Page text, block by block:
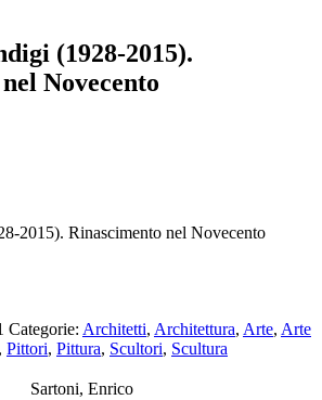
(1928-2015).
Novecento
2015). Rinascimento nel Novecento
Categorie: Architetti, Architettura, Arte, Arte
, Pittori, Pittura, Scultori, Scultura
Sartoni, Enrico